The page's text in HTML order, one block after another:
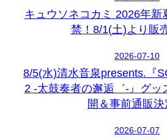
キュウソネコカミ 2026年新
禁！8/1(土)より販
2026-07-10
8/5(水)清水音泉presents.『
2 -太鼓奏者の邂逅゛-』グッ
開＆事前通販決
2026-07-07